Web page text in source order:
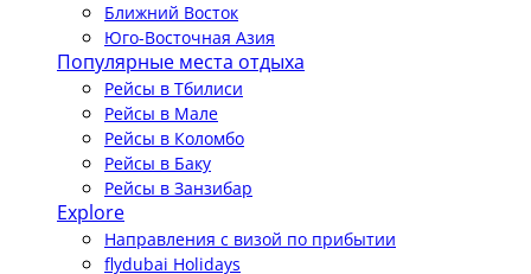
Ближний Восток
Юго-Восточная Азия
Популярные места отдыха
Рейсы в Тбилиси
Рейсы в Мале
Рейсы в Коломбо
Рейсы в Баку
Рейсы в Занзибар
Explore
Направления с визой по прибытии
flydubai Holidays